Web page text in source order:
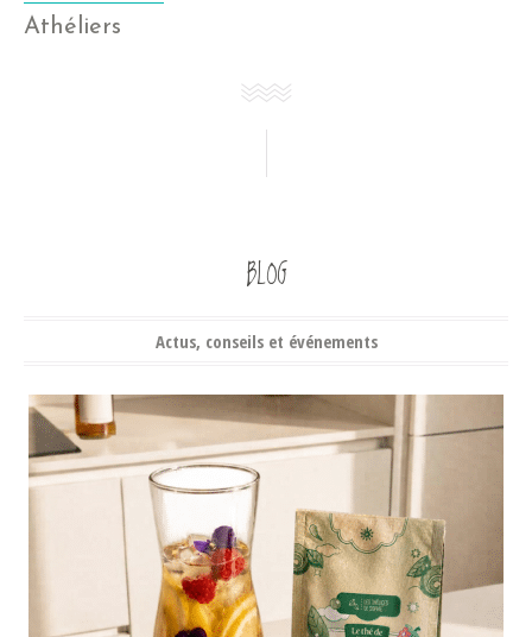
Athéliers
BLOG
Actus, conseils et événements